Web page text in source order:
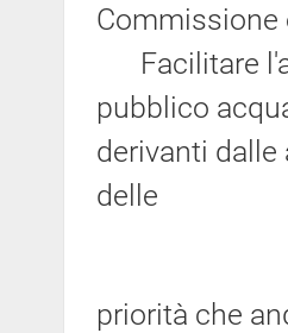
Commissione
Facilitare
pubblico
derivanti
delle
priorità che